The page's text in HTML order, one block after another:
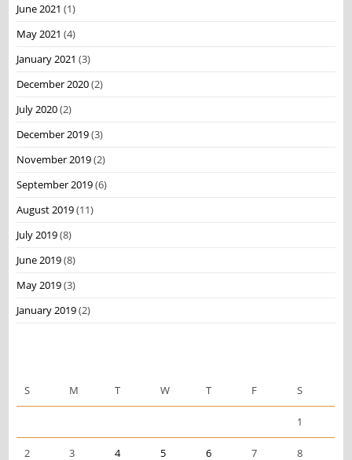
June 2021 (1)
May 2021 (4)
January 2021 (3)
December 2020(2)
July 2020(2)
December 2019(3)
November 2019(2)
September 2019(6)
August 2019(11)
July 2019(8)
June 2019(8)
May 2019(3)
January 2019(2)
S
M T W T F S
1
2 3 4 5 6 7 8